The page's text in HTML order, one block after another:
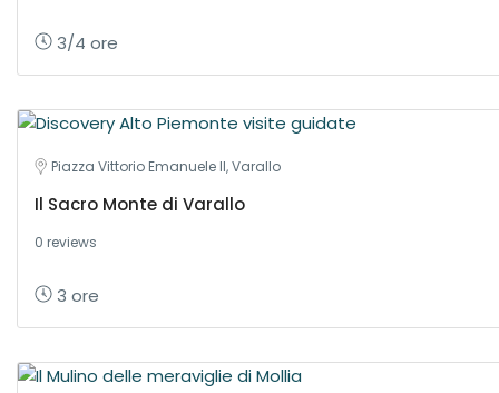
3/4 ore
Piazza Vittorio Emanuele II, Varallo
Il Sacro Monte di Varallo
0 reviews
3 ore